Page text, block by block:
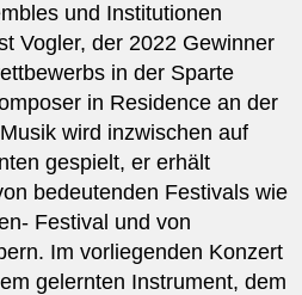
und Institutionen
Vogler, der 2022 Gewinner
in der Sparte
in Residence an der
wird inzwischen auf
gespielt, er erhält
bedeutenden Festivals wie
Festival und von
Im vorliegenden Konzert
gelernten Instrument, dem